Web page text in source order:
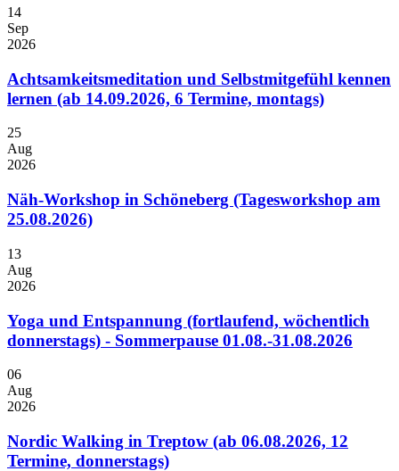
14
Sep
2026
Achtsamkeitsmeditation und Selbstmitgefühl kennen
lernen (ab 14.09.2026, 6 Termine, montags)
25
Aug
2026
Näh-Workshop in Schöneberg (Tagesworkshop am
25.08.2026)
13
Aug
2026
Yoga und Entspannung (fortlaufend, wöchentlich
donnerstags) - Sommerpause 01.08.-31.08.2026
06
Aug
2026
Nordic Walking in Treptow (ab 06.08.2026, 12
Termine, donnerstags)